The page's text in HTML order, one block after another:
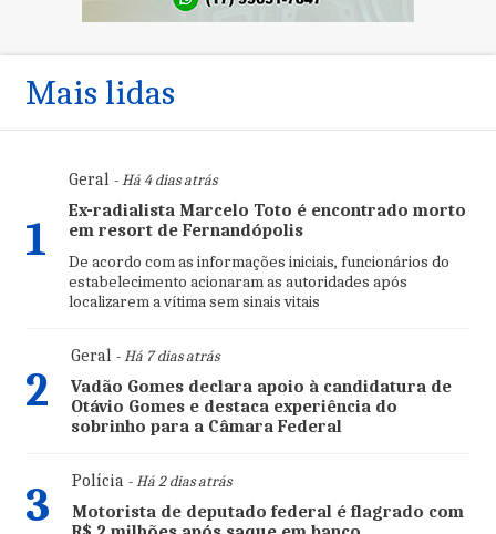
Mais lidas
1
Geral- Há 4 dias atrás
Ex-radialista Marcelo Toto é encontrado morto
em resort de Fernandópolis
De acordo com as informações iniciais, funcionários do
estabelecimento acionaram as autoridades após
localizarem a vítima sem sinais vitais
2
Geral- Há 7 dias atrás
Vadão Gomes declara apoio à candidatura de
Otávio Gomes e destaca experiência do
sobrinho para a Câmara Federal
3 Polícia- Há 2 dias atrás
Motorista de deputado federal é flagrado com